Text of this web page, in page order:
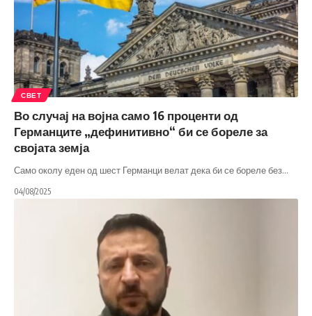
СВЕТ
Во случај на војна само 16 проценти од
Германците „дефинитивно“ би се бореле за
својата земја
Само околу еден од шест Германци велат дека би се бореле без…
04/08/2025